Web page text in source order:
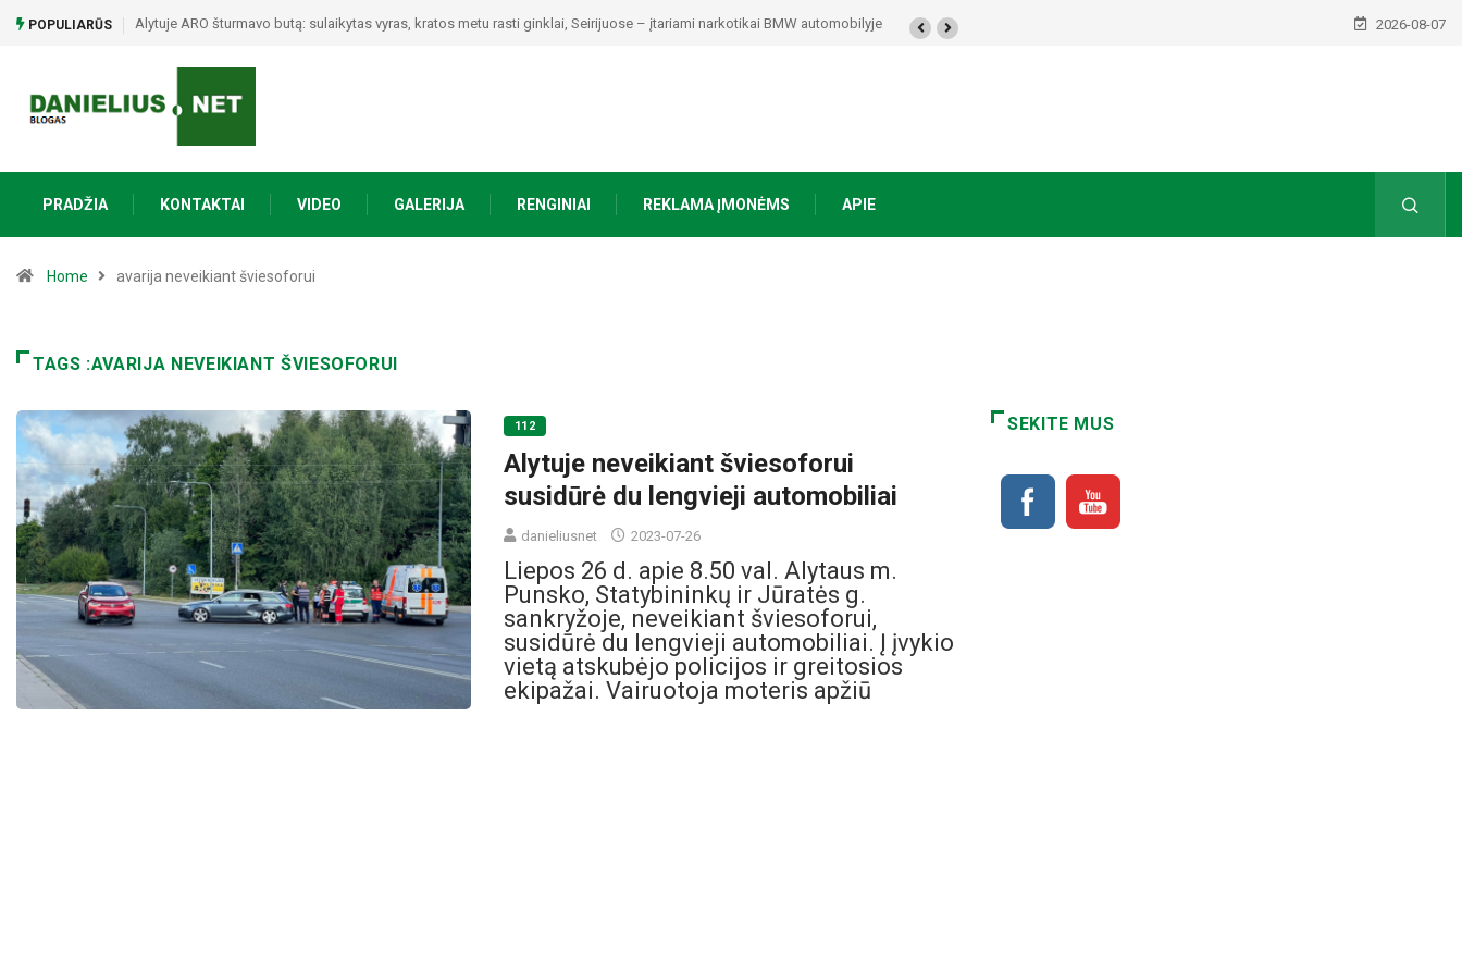
POPULIARŪS Alytuje ARO šturmavo butą: sulaikytas vyras, kratos metu rasti ginklai, Seirijuose – įtariami narkotikai BMW automobilyje 2026-08-07
PRADŽIA KONTAKTAI VIDEO GALERIJA RENGINIAI REKLAMA ĮMONĖMS APIE
Home avarija neveikiant šviesoforui
TAGS :AVARIJA NEVEIKIANT ŠVIESOFORUI
112
Alytuje neveikiant šviesoforui
susidūrė du lengvieji automobiliai
danieliusnet 2023-07-26
Liepos 26 d. apie 8.50 val. Alytaus m.
Punsko, Statybininkų ir Jūratės g.
sankryžoje, neveikiant šviesoforui,
susidūrė du lengvieji automobiliai. Į įvykio
vietą atskubėjo policijos ir greitosios
ekipažai. Vairuotoja moteris apžiū
SEKITE MUS